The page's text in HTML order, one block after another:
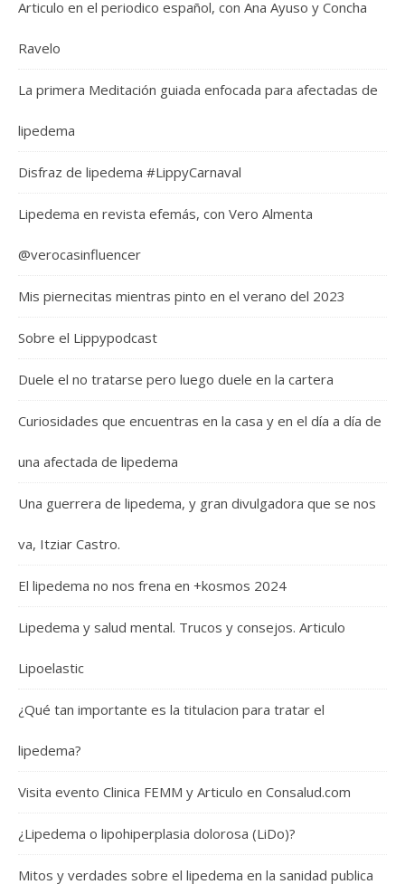
Articulo en el periodico español, con Ana Ayuso y Concha
Ravelo
La primera Meditación guiada enfocada para afectadas de
lipedema
Disfraz de lipedema #LippyCarnaval
Lipedema en revista efemás, con Vero Almenta
@verocasinfluencer
Mis piernecitas mientras pinto en el verano del 2023
Sobre el Lippypodcast
Duele el no tratarse pero luego duele en la cartera
Curiosidades que encuentras en la casa y en el día a día de
una afectada de lipedema
Una guerrera de lipedema, y gran divulgadora que se nos
va, Itziar Castro.
El lipedema no nos frena en +kosmos 2024
Lipedema y salud mental. Trucos y consejos. Articulo
Lipoelastic
¿Qué tan importante es la titulacion para tratar el
lipedema?
Visita evento Clinica FEMM y Articulo en Consalud.com
¿Lipedema o lipohiperplasia dolorosa (LiDo)?
Mitos y verdades sobre el lipedema en la sanidad publica